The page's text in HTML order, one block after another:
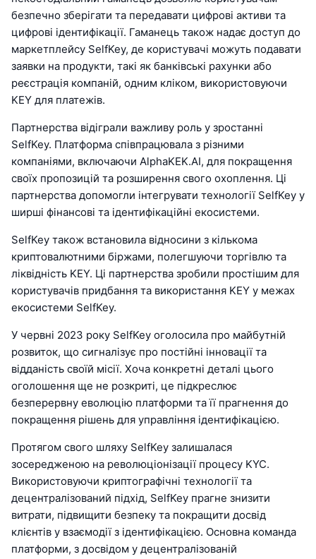
безпечно зберігати та передавати цифрові активи та
цифрові ідентифікації. Гаманець також надає доступ до
маркетплейсу SelfKey, де користувачі можуть подавати
заявки на продукти, такі як банківські рахунки або
реєстрація компаній, одним кліком, використовуючи
KEY для платежів.
Партнерства відіграли важливу роль у зростанні
SelfKey. Платформа співпрацювала з різними
компаніями, включаючи AlphaKEK.AI, для покращення
своїх пропозицій та розширення свого охоплення. Ці
партнерства допомогли інтегрувати технології SelfKey у
ширші фінансові та ідентифікаційні екосистеми.
SelfKey також встановила відносини з кількома
криптовалютними біржами, полегшуючи торгівлю та
ліквідність KEY. Ці партнерства зробили простішим для
користувачів придбання та використання KEY у межах
екосистеми SelfKey.
У червні 2023 року SelfKey оголосила про майбутній
розвиток, що сигналізує про постійні інновації та
відданість своїй місії. Хоча конкретні деталі цього
оголошення ще не розкриті, це підкреслює
безперервну еволюцію платформи та її прагнення до
покращення рішень для управління ідентифікацією.
Протягом свого шляху SelfKey залишалася
зосередженою на революціонізації процесу KYC.
Використовуючи криптографічні технології та
децентралізований підхід, SelfKey прагне знизити
витрати, підвищити безпеку та покращити досвід
клієнтів у взаємодії з ідентифікацією. Основна команда
платформи, з досвідом у децентралізованій